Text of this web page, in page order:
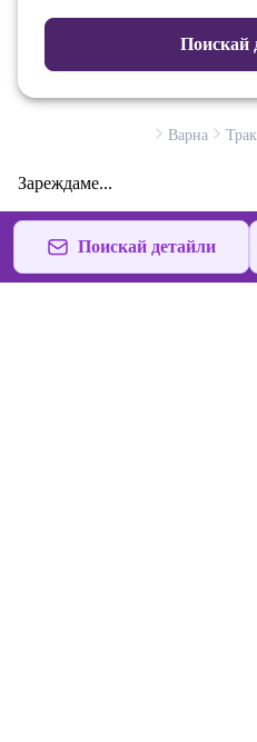
Поискай
Варна
Зареждаме...
Поискай детайли